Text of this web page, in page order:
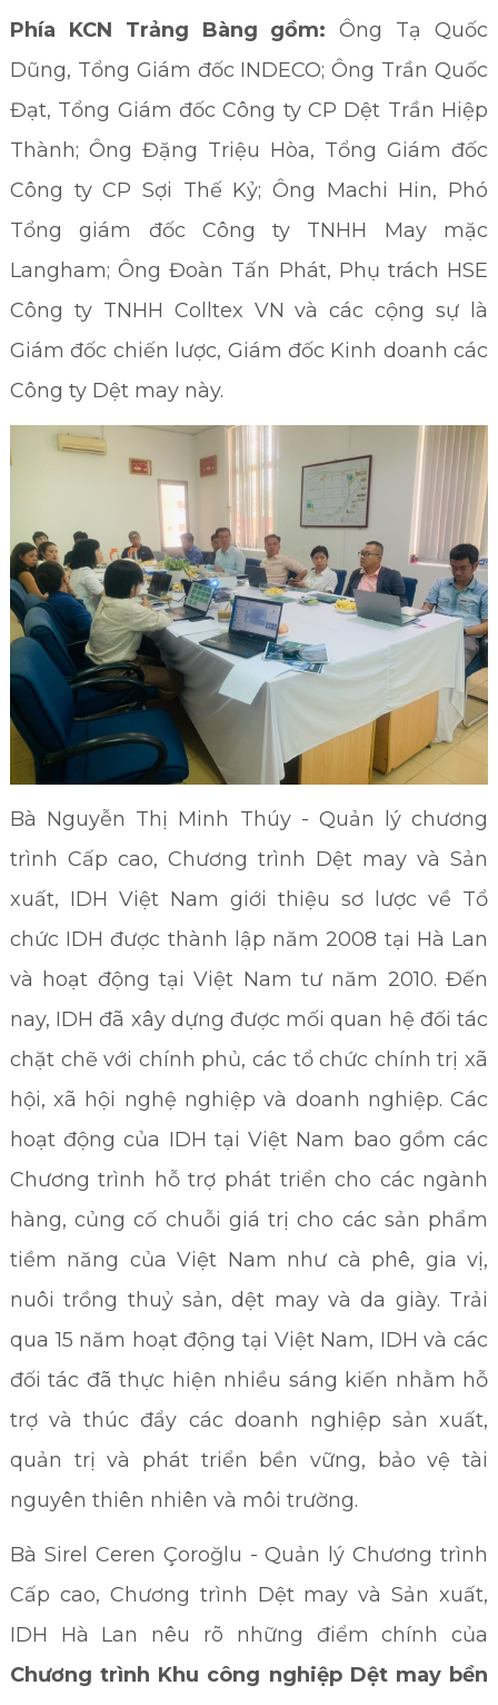
Phía KCN Trảng Bàng gồm:Ông Tạ Quốc
Dũng, Tổng Giám đốc INDECO; Ông Trần Quốc
Đạt, Tổng Giám đốc Công ty CP Dệt Trần Hiệp
Thành; Ông Đặng Triệu Hòa, Tổng Giám đốc
Công ty CP Sợi Thế Kỷ; Ông Machi Hin, Phó
Tổng giám đốc Công ty TNHH May mặc
Langham; Ông Đoàn Tấn Phát, Phụ trách HSE
Công ty TNHH Colltex VN và các cộng sự là
Giám đốc chiến lược, Giám đốc Kinh doanh các
Công ty Dệt may này.
Bà Nguyễn Thị Minh Thúy - Quản lý chương
trình Cấp cao, Chương trình Dệt may và Sản
xuất, IDH Việt Nam giới thiệu sơ lược về Tổ
chức IDH được thành lập năm 2008 tại Hà Lan
và hoạt động tại Việt Nam tư năm 2010. Đến
nay, IDH đã xây dựng được mối quan hệ đối tác
chặt chẽ với chính phủ, các tổ chức chính trị xã
hội, xã hội nghệ nghiệp và doanh nghiệp. Các
hoạt động của IDH tại Việt Nam bao gồm các
Chương trình hỗ trợ phát triển cho các ngành
hàng, củng cố chuỗi giá trị cho các sản phẩm
tiềm năng của Việt Nam như cà phê, gia vị,
nuôi trồng thuỷ sản, dệt may và da giày. Trải
qua 15 năm hoạt động tại Việt Nam, IDH và các
đối tác đã thực hiện nhiều sáng kiến nhằm hỗ
trợ và thúc đẩy các doanh nghiệp sản xuất,
quản trị và phát triển bền vững, bảo vệ tài
nguyên thiên nhiên và môi trường.
Bà Sirel Ceren Çoroğlu - Quản lý Chương trình
Cấp cao, Chương trình Dệt may và Sản xuất,
IDH Hà Lan nêu rõ những điểm chính của
Chương trình Khu công nghiệp Dệt may bền